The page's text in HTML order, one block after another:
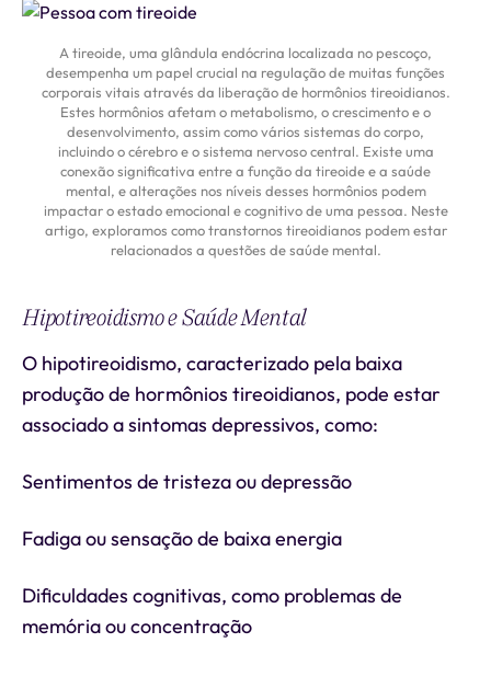
A tireoide, uma glândula endócrina localizada no pescoço,
desempenha um papel crucial na regulação de muitas funções
corporais vitais através da liberação de hormônios tireoidianos.
Estes hormônios afetam o metabolismo, o crescimento e o
desenvolvimento, assim como vários sistemas do corpo,
incluindo o cérebro e o sistema nervoso central. Existe uma
conexão significativa entre a função da tireoide e a saúde
mental, e alterações nos níveis desses hormônios podem
impactar o estado emocional e cognitivo de uma pessoa. Neste
artigo, exploramos como transtornos tireoidianos podem estar
relacionados a questões de saúde mental.
Hipotireoidismo e Saúde Mental
O hipotireoidismo, caracterizado pela baixa
produção de hormônios tireoidianos, pode estar
associado a sintomas depressivos, como:
Sentimentos de tristeza ou depressão
Fadiga ou sensação de baixa energia
Dificuldades cognitivas, como problemas de
memória ou concentração